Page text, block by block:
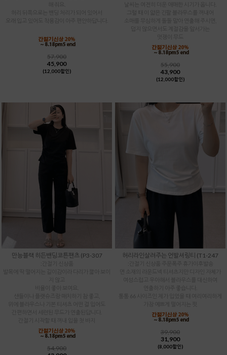
허리 뒤쪽으로는 밴딩 처리가 되어 있어서
오래 입고 있어도 착용감이 아주 편안하답니다.
57,900
45,900
(12,000할인)
날씨는 여전히 더운 애매한 시기가 옵니다.
그럴 때 이 얇은 긴팔 블라우스를 꺼내어
덥지 않으면서도 계절감을 앞서가는
55,900
43,900
(12,000할인)
만능블랙 히든밴딩코튼팬츠 (P3-307
:간절기 신상품
비율이 좋아 보여요.
샌들이나 플랫슈즈랑 매치하기 참 좋고,
간절기 시작할 때 꺼내 입을 첫 바지
54,900
허리라인살려주는 언발셔링티 (T1-247
:간절기 신상품 주문폭주 휴가이후발송
면 소재의 라운드넥 티셔츠지만 디자인 자체가
여성스럽고 우아해서 블라우스를 대신하여
통통 66 사이즈인 제가 입었을 때 여리여리하게
39,900
31,900
(8,000할인)